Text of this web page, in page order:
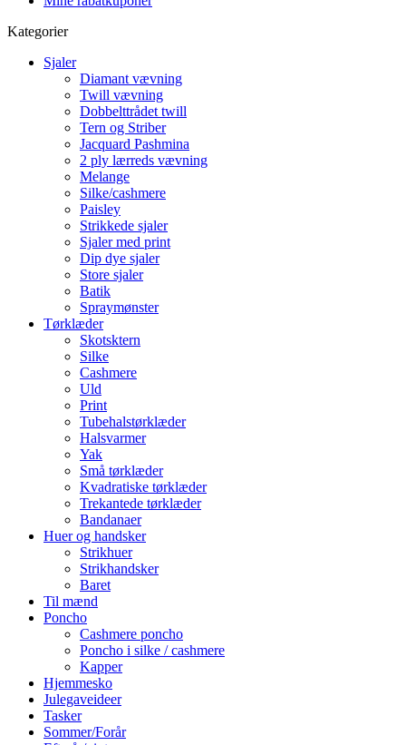
Kategorier
Sjaler
Diamant vævning
Twill vævning
Dobbelttrådet twill
Tern og Striber
Jacquard Pashmina
2 ply lærreds vævning
Melange
Silke/cashmere
Paisley
Strikkede sjaler
Sjaler med print
Dip dye sjaler
Store sjaler
Batik
Spraymønster
Tørklæder
Skotsktern
Silke
Cashmere
Uld
Print
Tubehalstørklæder
Halsvarmer
Yak
Små tørklæder
Kvadratiske tørklæder
Trekantede tørklæder
Bandanaer
Huer og handsker
Strikhuer
Strikhandsker
Baret
Til mænd
Poncho
Cashmere poncho
Poncho i silke / cashmere
Kapper
Hjemmesko
Julegaveideer
Tasker
Sommer/Forår